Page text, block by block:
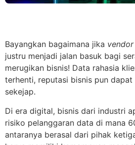
Bayangkan bagaimana jika vendor
justru menjadi jalan basuk bagi
merugikan bisnis! Data rahasia
terhenti, reputasi bisnis pun dapat
sekejap.
Di era digital, bisnis dari industri
risiko pelanggaran data di mana
antaranya berasal dari pihak